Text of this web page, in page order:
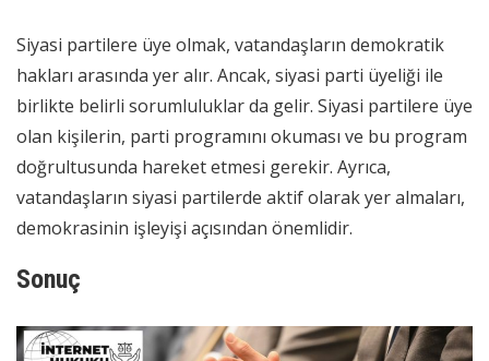
Siyasi partilere üye olmak, vatandaşların demokratik
hakları arasında yer alır. Ancak, siyasi parti üyeliği ile
birlikte belirli sorumluluklar da gelir. Siyasi partilere üye
olan kişilerin, parti programını okuması ve bu program
doğrultusunda hareket etmesi gerekir. Ayrıca,
vatandaşların siyasi partilerde aktif olarak yer almaları,
demokrasinin işleyişi açısından önemlidir.
Sonuç